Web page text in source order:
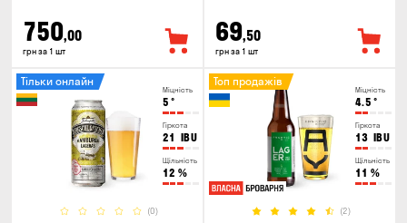
750,00
грн за 1 шт
69,50
грн за 1 шт
Міцність
5 °
Гіркота
21 IBU
Щільність
12 %
(0)
Тільки онлайн
Міцність
4.5 °
Гіркота
13 IBU
Щільність
11 %
(2)
Топ продажів